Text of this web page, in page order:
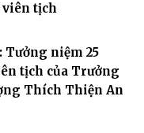
tịch
Tưởng niệm 25
tịch của Trưởng
Thích Thiện An